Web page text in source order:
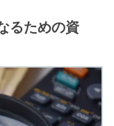
るための資